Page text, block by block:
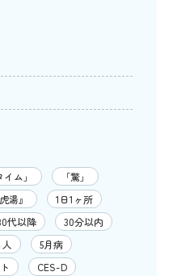
ム」
「驚」
湯』
1日1ヶ所
代以降
30分以内
人
5月病
CES-D